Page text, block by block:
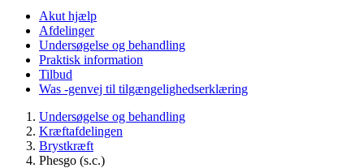
Akut hjælp
Afdelinger
Undersøgelse og behandling
Praktisk information
Tilbud
Was -genvej til tilgængelighedserklæring
Undersøgelse og behandling
Kræftafdelingen
Brystkræft
Phesgo (s.c.)